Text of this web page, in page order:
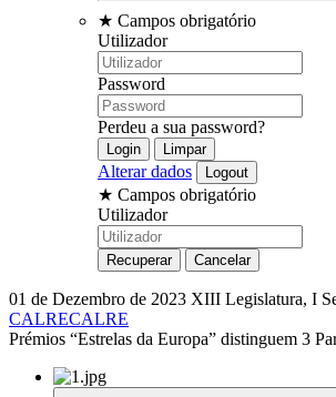
★ Campos obrigatório
Utilizador
Password
Perdeu a sua password?
Alterar dados
★ Campos obrigatório
Utilizador
01 de Dezembro de 2023 XIII Legislatura, I
CALRECALRE
Prémios “Estrelas da Europa” distinguem 3